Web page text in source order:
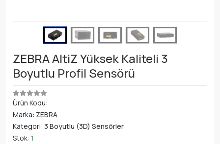
ZEBRA AltiZ Yüksek Kaliteli 3
Boyutlu Profil Sensörü
Ürün Kodu:
Marka: ZEBRA
Kategori: 3 Boyutlu (3D) Sensörler
Stok: 1